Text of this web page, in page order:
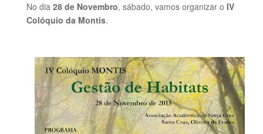
No dia 28 de Novembro, sábado, vamos organizar o IV
Colóquio da Montis.